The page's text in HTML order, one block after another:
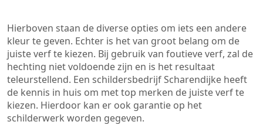
Hierboven staan de diverse opties om iets een andere
kleur te geven. Echter is het van groot belang om de
juiste verf te kiezen. Bij gebruik van foutieve verf, zal de
hechting niet voldoende zijn en is het resultaat
teleurstellend. Een schildersbedrijf Scharendijke heeft
de kennis in huis om met top merken de juiste verf te
kiezen. Hierdoor kan er ook garantie op het
schilderwerk worden gegeven.